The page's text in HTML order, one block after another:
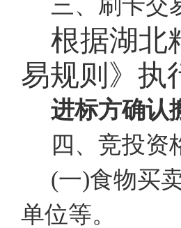
三、刷卡交
根据湖北
易规则》执
进标方确认
四、竞投资
(一)食物买
单位等。